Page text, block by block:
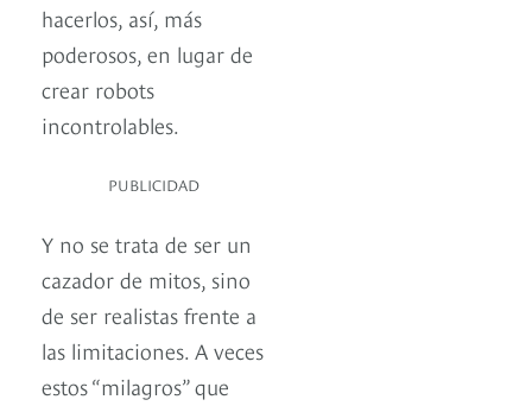
hacerlos, así, más
poderosos, en lugar de
crear robots
incontrolables.
PUBLICIDAD
Y no se trata de ser un
cazador de mitos, sino
de ser realistas frente a
las limitaciones. A veces
estos “milagros” que